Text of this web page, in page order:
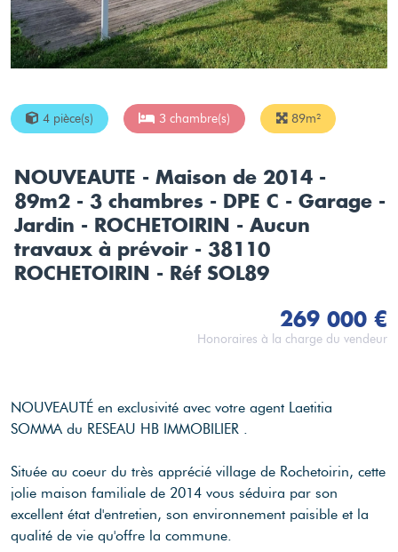
4 pièce(s) 3 chambre(s) 89m²
NOUVEAUTE - Maison de 2014 -
89m2 - 3 chambres - DPE C - Garage -
Jardin - ROCHETOIRIN - Aucun
travaux à prévoir - 38110
ROCHETOIRIN - Réf SOL89
269 000 €
Honoraires à la charge du vendeur
NOUVEAUTÉ en exclusivité avec votre agent Laetitia
SOMMA du RESEAU HB IMMOBILIER .
Située au coeur du très apprécié village de Rochetoirin, cette
jolie maison familiale de 2014 vous séduira par son
excellent état d'entretien, son environnement paisible et la
qualité de vie qu'offre la commune.